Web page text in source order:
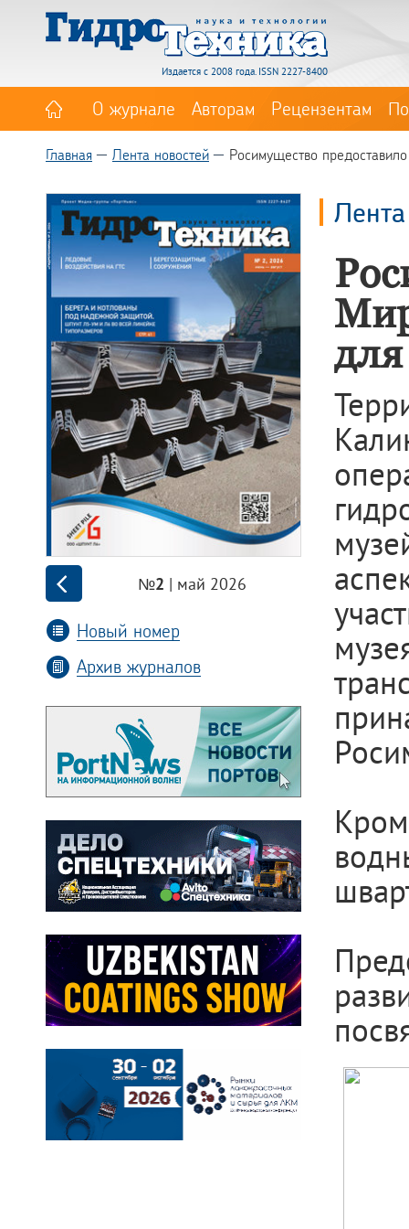
Издается с 2008 года. ISSN 2227-8400
О журнале Авторам Рецензентам
Главная Лента новостей Росимущество
№2 | май 2026
Новый номер
Архив журналов